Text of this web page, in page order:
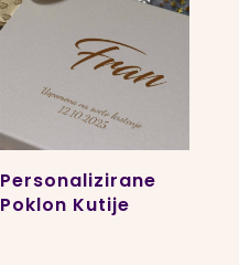
Personalizirane
Poklon Kutije